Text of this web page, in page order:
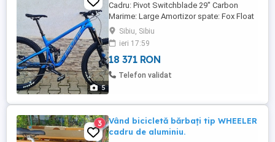
5
Cadru: Pivot Switchblade 29" Carbon
Marime: Large Amortizor spate: Fox Float
X Performance EVOL, 185x55mm.
Settings: 2-position compression (Open
Firm), rebound, air preload. Trunnion top
mount Furca: Fox 36 Performance,
160mm, Settings: 3 positions with micro
Sibiu, Sibiu
ieri 17:59
18 371 RON
Telefon validat
3
Vând bicicletă bărbați tip WHEELER
cadru de aluminiu.